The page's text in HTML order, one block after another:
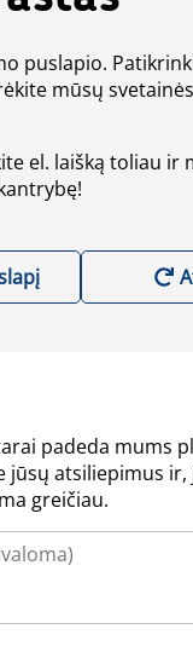
puslapio.
mūsų
el. laišką toliau ir
padeda mums
jūsų atsiliepimus
greičiau.